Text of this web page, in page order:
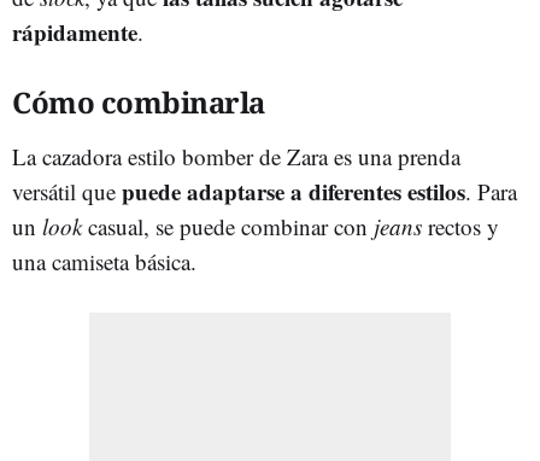
rápidamente.
Cómo combinarla
La cazadora estilo bomber de Zara es una prenda
versátil que puede adaptarse a diferentes estilos. Para
un lookcasual, se puede combinar con jeans rectos y
una camiseta básica.